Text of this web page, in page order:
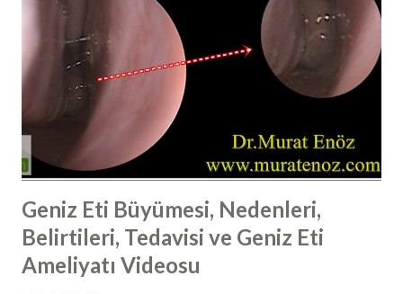
daha yukarıda kalmaktadır. Bu şekilde Kafadaki kan basıncı
vücudun diğer bölümlerine göre daha düşük hale gelir ve
buna bağlı olarak da ameliyat sonrası ödem, morluk, burun
kanaması riski azalmaktadır. Bunun dışında yine bu
pozisyonda yatmanın diğer bir faydası da yan dönmenin
zorlaşması ve buruna travma ve bası riskinin azalmasıdır.
Burun estetiğ...
Geniz Eti Büyümesi, Nedenleri,
Belirtileri, Tedavisi ve Geniz Eti
Ameliyatı Videosu